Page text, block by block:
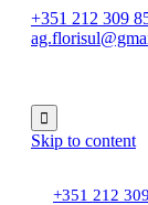
+351 212 309

Skip to content
+351 212